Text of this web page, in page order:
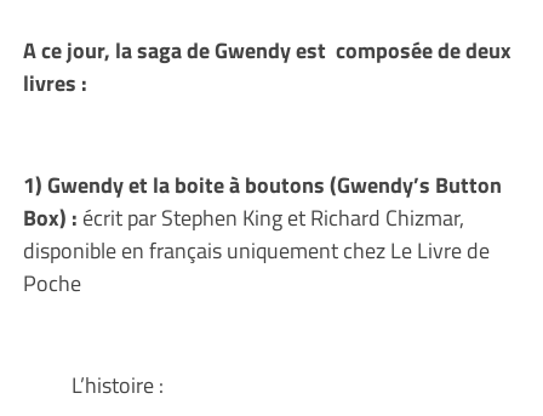
A ce jour, la saga de Gwendy est composée de deux
livres :
1) Gwendy et la boite à boutons (Gwendy’s Button
Box) : écrit par Stephen King et Richard Chizmar,
disponible en français uniquement chez Le Livre de
Poche
L’histoire :